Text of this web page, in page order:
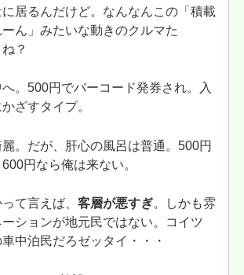
居るんだけど。なんなんこの「積載
ん」みたいな動きのクルマた
？
。500円でバーコード発券され。入
ざすタイプ。
。だが、肝心の風呂は普通。500円
円なら俺は来ない。
て言えば、客層が悪すぎ。しかも雰
ションが地元民ではない。コイツ
中泊民だろゼッタイ・・・